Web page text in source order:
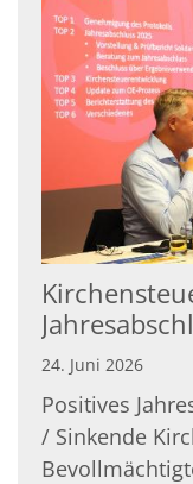
24. Juni 2026
Positives
/ Sinkende